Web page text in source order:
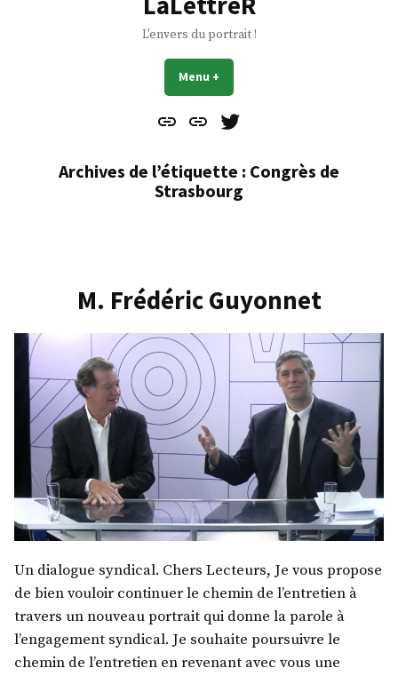
L'envers du portrait !
Menu +
Contact
À
Mes
Archives de l’étiquette : Congrès de
Strasbourg
M. Frédéric Guyonnet
Un dialogue syndical. Chers Lecteurs, Je vous propose
de bien vouloir continuer le chemin de l’entretien à
travers un nouveau portrait qui donne la parole à
l’engagement syndical. Je souhaite poursuivre le
chemin de l’entretien en revenant avec vous une